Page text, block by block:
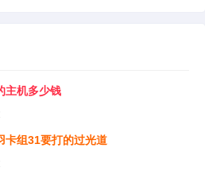
主机多少钱
卡组31要打的过光道